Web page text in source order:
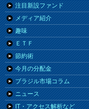
注目新設ファンド
メディア紹介
趣味
ＥＴＦ
節約術
今月の分配金
ブラジル市場コラム
ニュース
IT・アクセス解析など